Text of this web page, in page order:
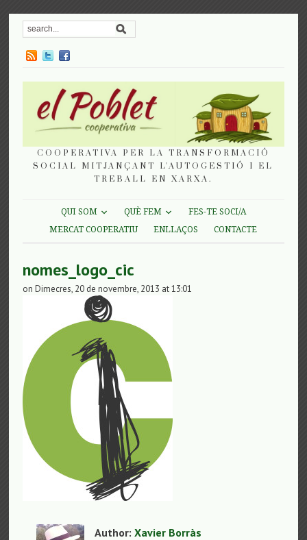
COOPERATIVA PER LA TRANSFORMACIÓ
SOCIAL MITJANÇANT L'AUTOGESTIÓ I EL
TREBALL EN XARXA.
QUI SOM QUÈ FEM
FES-TE SOCI/A
MERCAT COOPERATIU
ENLLAÇOS CONTACTE
nomes_logo_cic
on Dimecres, 20 de novembre, 2013 at 13:01
Author:Xavier Borràs